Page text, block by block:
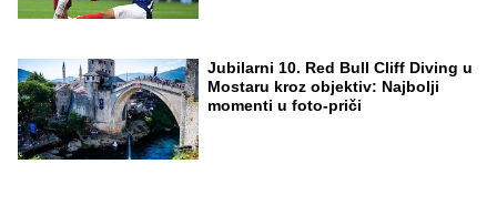
Jubilarni 10. Red Bull Cliff Diving u
Mostaru kroz objektiv: Najbolji
momenti u foto-priči